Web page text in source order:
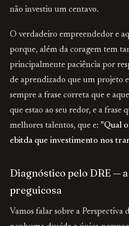
não investiu um centavo.
O verdadeiro empreendedor e
porque, além da coragem tem
principalmente paciência por
de aprendizado que um projeto
sempre a frase correta que e
que estao ao seu redor, e a frase
melhores talentos, que e: "Qual
ebitda que investimento nos
Diagnóstico pelo DRE —
preguicosa
Vamos falar sobre a Perspectiva